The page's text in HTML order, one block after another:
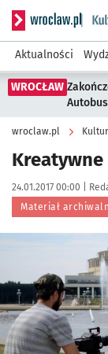
Serwis
Aktualności
WROCŁAW
wroclaw.pl
Kreatywne
Data publikacji:
24.01.2017 00:00 |
Materiał
Kliknij, aby